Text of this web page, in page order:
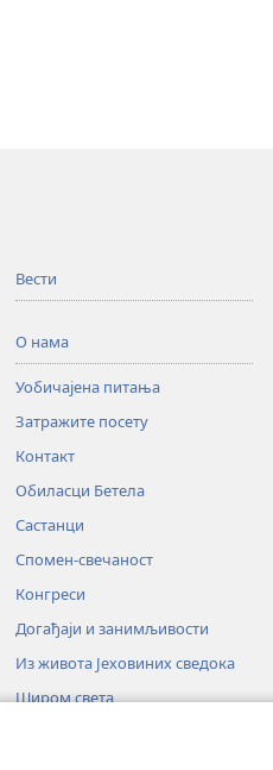
Вести
О нама
Уобичајена питања
Затражите посету
Контакт
Обиласци Бетела
Састанци
Спомен-свечаност
Конгреси
Догађаји и занимљивости
Из живота Јеховиних сведока
Широм света